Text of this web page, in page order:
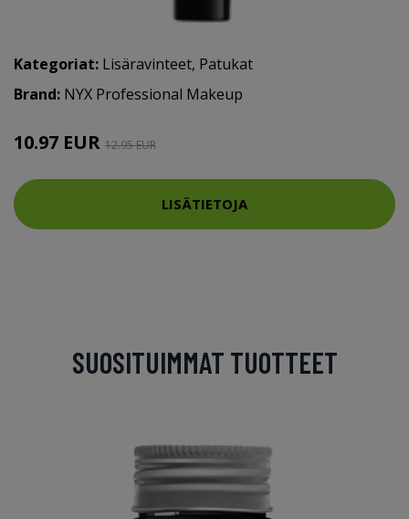
Kategoriat: Lisäravinteet, Patukat
Brand: NYX Professional Makeup
10.97 EUR 12.95 EUR
LISÄTIETOJA
SUOSITUIMMAT TUOTTEET